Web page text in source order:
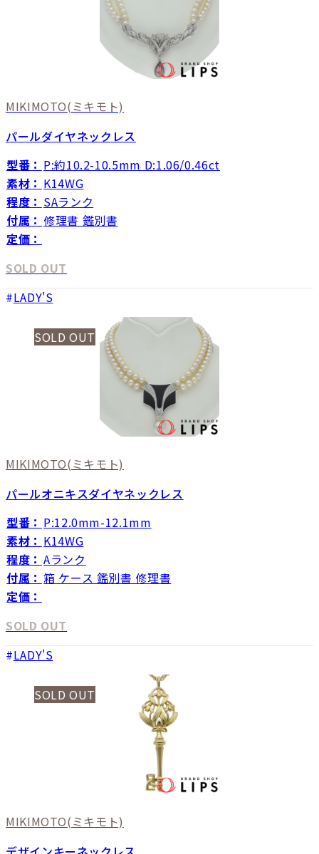
MIKIMOTO(ミキモト)
パールダイヤネックレス
型番： P:約10.2-10.5mm D:1.06/0.46ct
素材： K14WG
程度： SAランク
付属： 修理書 鑑別書
定価：
SOLD OUT
LADY'S
SOLD OUT
MIKIMOTO(ミキモト)
パールオニキスダイヤネックレス
型番： P:12.0mm-12.1mm
素材： K14WG
程度： Aランク
付属： 箱 ケース 鑑別書 修理書
定価：
SOLD OUT
LADY'S
SOLD OUT
MIKIMOTO(ミキモト)